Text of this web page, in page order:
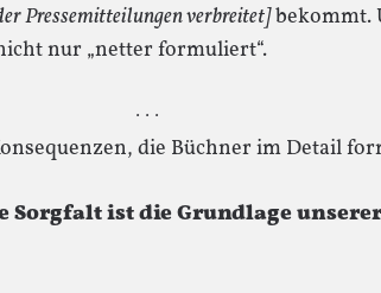
Pressemitteilungen verbreitet]bekommt.
nur „netter formuliert“.
· · ·
die Büchner im Detail
Sorgfalt ist die Grundlage